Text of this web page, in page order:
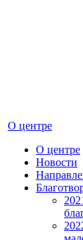
О центре
О центре
Новости